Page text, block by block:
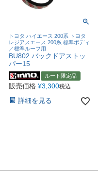
トヨタ ハイエース 200系 トヨタ
レジアスエース 200系 標準ボディ
／標準ルーフ用
BU802 バックドアストッ
パー15
ルート限定品
販売価格 ¥3,300税込
詳細を見る